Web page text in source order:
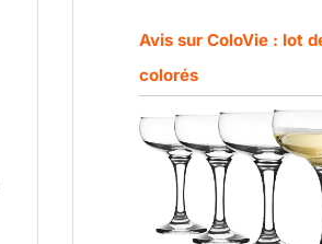
Avis sur ColoVie : lot
colorés